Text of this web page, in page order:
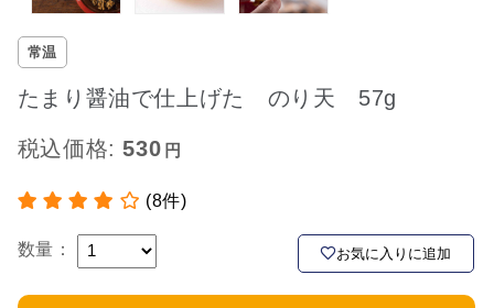
常温
たまり醤油で仕上げた のり天 57g
税込価格:530
(8件)
数量： お気に入りに追加